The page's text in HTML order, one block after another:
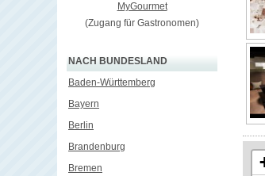
MyGourmet
(Zugang für Gastronomen)
NACH BUNDESLAND
Baden-Württemberg
Bayern
Berlin
Brandenburg
Bremen